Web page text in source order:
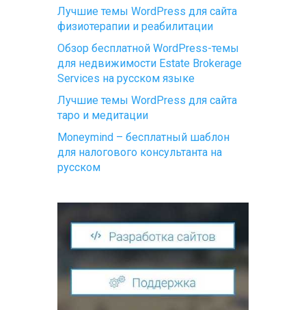
Лучшие темы WordPress для сайта
физиотерапии и реабилитации
Обзор бесплатной WordPress-темы
для недвижимости Estate Brokerage
Services на русском языке
Лучшие темы WordPress для сайта
таро и медитации
Moneymind – бесплатный шаблон
для налогового консультанта на
русском